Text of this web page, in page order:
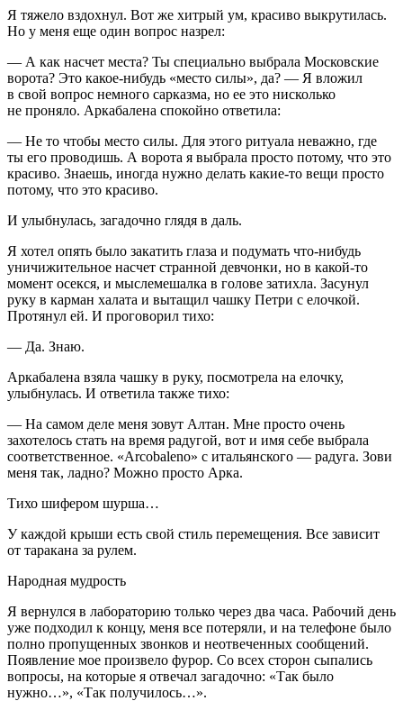
Я тяжело вздохнул. Вот же хитрый ум, красиво выкрутилась.
Но у меня еще один вопрос назрел:
— А как насчет места? Ты специально выбрала Московские
ворота? Это какое-нибудь «место силы», да? — Я вложил
в свой вопрос немного сарказма, но ее это нисколько
не проняло. Аркабалена спокойно ответила:
— Не то чтобы место силы. Для этого ритуала неважно, где
ты его проводишь. А ворота я выбрала просто потому, что это
красиво. Знаешь, иногда нужно делать какие-то вещи просто
потому, что это красиво.
И улыбнулась, загадочно глядя в даль.
Я хотел опять было закатить глаза и подумать что-нибудь
уничижительное насчет странной девчонки, но в какой-то
момент осекся, и мыслемешалка в голове затихла. Засунул
руку в карман халата и вытащил чашку Петри с елочкой.
Протянул ей. И проговорил тихо:
— Да. Знаю.
Аркабалена взяла чашку в руку, посмотрела на елочку,
улыбнулась. И ответила также тихо:
— На самом деле меня зовут Алтан. Мне просто очень
захотелось стать на время радугой, вот и имя себе выбрала
соответственное. «Arcobaleno» с итальянского — радуга. Зови
меня так, ладно? Можно просто Арка.
Тихо шифером шурша…
У каждой крыши есть свой стиль перемещения. Все зависит
от таракана за рулем.
Народная мудрость
Я вернулся в лабораторию только через два часа. Рабочий день
уже подходил к концу, меня все потеряли, и на телефоне было
полно пропущенных звонков и неотвеченных сообщений.
Появление мое произвело фурор. Со всех сторон сыпались
вопросы, на которые я отвечал загадочно: «Так было
нужно…», «Так получилось…».